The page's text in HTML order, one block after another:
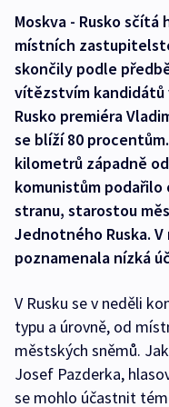
Moskva - Rusko
místních
skončily podle
vítězstvím
Rusko premiéra
se blíží 80
kilometrů západně
komunistům
stranu, starostou
Jednotného Ruska.
poznamenala nízká
V Rusku se v neděli
typu a úrovně, od
městských sněmů.
Josef Pazderka,
se mohlo účastnit